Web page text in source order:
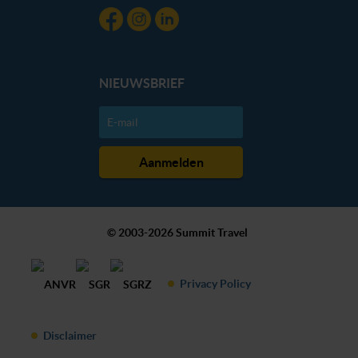
NIEUWSBRIEF
© 2003-2026 Summit Travel
Privacy Policy
Disclaimer